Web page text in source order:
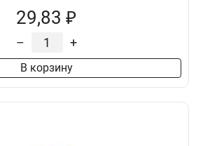
29,83 ₽
– +
В корзину